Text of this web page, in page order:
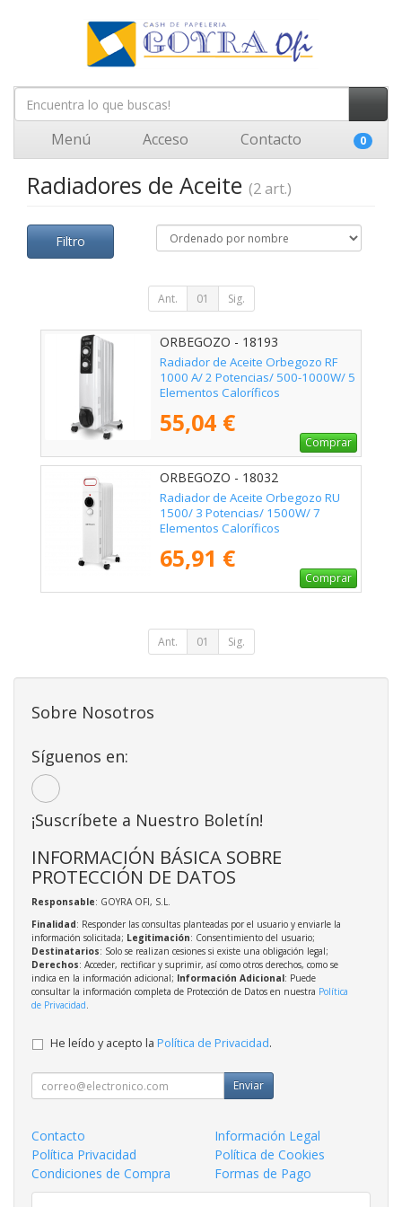
Menú Acceso Contacto 0
Radiadores de Aceite (2 art.)
Filtro
Ant. 01 Sig.
ORBEGOZO - 18193
Radiador de Aceite Orbegozo RF
1000 A/ 2 Potencias/ 500-1000W/ 5
Elementos Caloríficos
55,04 €
Comprar
ORBEGOZO - 18032
Radiador de Aceite Orbegozo RU
1500/ 3 Potencias/ 1500W/ 7
Elementos Caloríficos
65,91 €
Comprar
Ant. 01 Sig.
Sobre Nosotros
Síguenos en:
¡Suscríbete a Nuestro Boletín!
INFORMACIÓN BÁSICA SOBRE
PROTECCIÓN DE DATOS
Responsable: GOYRA OFI, S.L.
Finalidad: Responder las consultas planteadas por el usuario y enviarle la
información solicitada; Legitimación: Consentimiento del usuario;
Destinatarios: Solo se realizan cesiones si existe una obligación legal;
Derechos: Acceder, rectificar y suprimir, así como otros derechos, como se
indica en la información adicional; Información Adicional: Puede
consultar la información completa de Protección de Datos en nuestra Política
de Privacidad.
He leído y acepto la Política de Privacidad.
Enviar
Contacto
Información Legal
Política Privacidad
Política de Cookies
Condiciones de Compra
Formas de Pago